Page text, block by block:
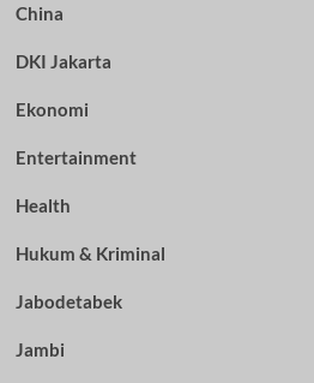
China
DKI Jakarta
Ekonomi
Entertainment
Health
Hukum & Kriminal
Jabodetabek
Jambi